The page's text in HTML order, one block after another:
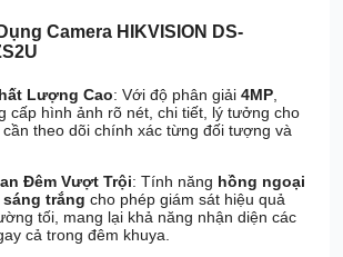
Camera HIKVISION DS-
Lượng Cao: Với độ phân giải4MP
cấp hình ảnh rõ nét, chi tiết, lý tưởng cho
theo dõi chính xác từng đối tượng và
Đêm Vượt Trội: Tính năng hồng ngoại
trắng cho phép giám sát hiệu quả
tối, mang lại khả năng nhận diện các
cả trong đêm khuya.